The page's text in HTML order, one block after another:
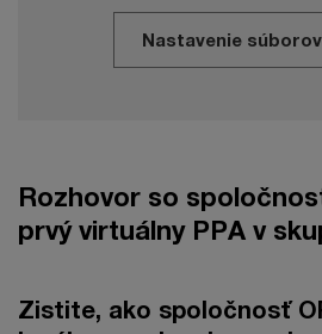
Nastavenie
Rozhovor so
prvý virtuálny PPA v
Zistite, ako spoločnosť